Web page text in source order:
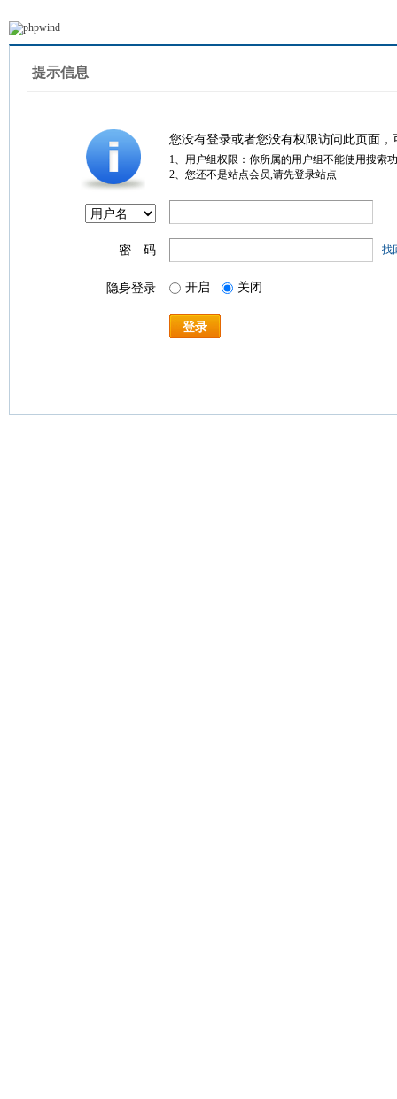
提示信息
您没有登录或者您没有权限访问此页面
1、用户组权限：你所属的用户组不能使用搜索
2、您还不是站点会员,请先登录站点
密 码 找
隐身登录 开启 关闭
登录